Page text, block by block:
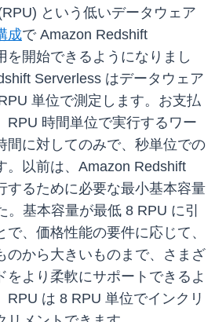
という低いデータウェア
成で Amazon Redshift
を開始できるようになりまし
Serverless はデータウェア
単位で測定します。お支払
RPU 時間単位で実行するワー
間に対してのみで、秒単位での
。以前は、Amazon Redshift
するために必要な最小基本容量
。基本容量が最低 8 RPU に引
で、価格性能の要件に応じて、
のから大きいものまで、さまざ
をより柔軟にサポートできるよ
RPU は 8 RPU 単位でインクリ